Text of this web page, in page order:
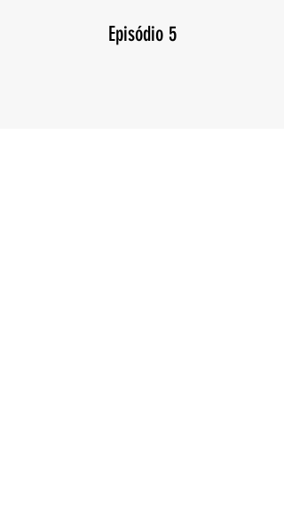
Episódio 5